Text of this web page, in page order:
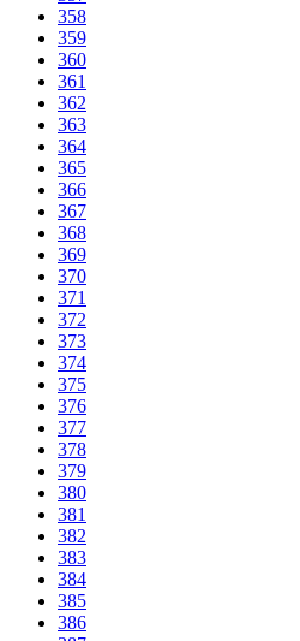
358
359
360
361
362
363
364
365
366
367
368
369
370
371
372
373
374
375
376
377
378
379
380
381
382
383
384
385
386